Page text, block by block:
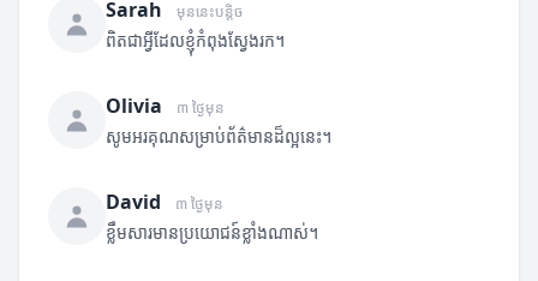
Sarah មុននេះបន្តិច
ពិតជាអ្វីដែលខ្ញុំកំពុងស្វែងរក។
Olivia ៣ ថ្ងៃមុន
សូមអរគុណសម្រាប់ព័ត៌មានដ៏ល្អនេះ។
David ៣ ថ្ងៃមុន
ខ្លឹមសារមានប្រយោជន៍ខ្លាំងណាស់។